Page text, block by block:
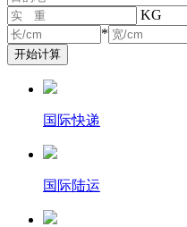
KG
*
国际快递
国际陆运